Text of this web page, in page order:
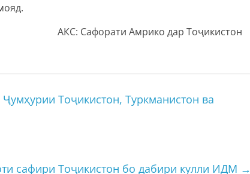
АКС: Сафорати Амрико дар Тоҷикистон
Тоҷикистон, Туркманистон ва
сафири Тоҷикистон бо дабири кулли ИДМ →